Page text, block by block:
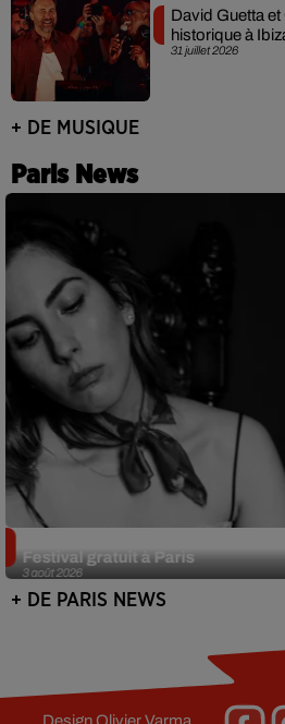
31 juillet 2026
David Guetta
historique à
+ DE MUSIQUE
Paris News
3 août 2026
Festival gratuit à Paris
+ DE PARIS NEWS